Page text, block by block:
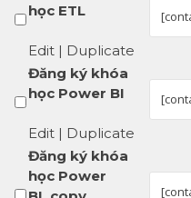
học ETL
Edit | Duplicate
Đăng ký khóa
học Power BI
Edit | Duplicate
Đăng ký khóa
học Power